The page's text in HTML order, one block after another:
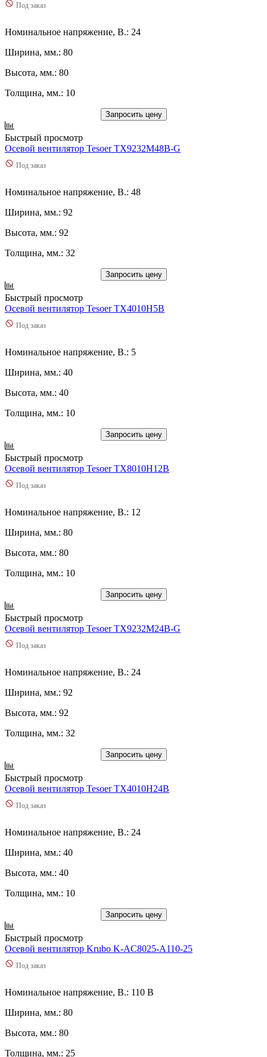
Под заказ
Номинальное напряжение, В.: 24
Ширина, мм.: 80
Высота, мм.: 80
Толщина, мм.: 10
Запросить цену
Быстрый просмотр
Осевой вентилятор Tesoer TX9232M48B-G
Под заказ
Номинальное напряжение, В.: 48
Ширина, мм.: 92
Высота, мм.: 92
Толщина, мм.: 32
Запросить цену
Быстрый просмотр
Осевой вентилятор Tesoer TX4010H5B
Под заказ
Номинальное напряжение, В.: 5
Ширина, мм.: 40
Высота, мм.: 40
Толщина, мм.: 10
Запросить цену
Быстрый просмотр
Осевой вентилятор Tesoer TX8010H12B
Под заказ
Номинальное напряжение, В.: 12
Ширина, мм.: 80
Высота, мм.: 80
Толщина, мм.: 10
Запросить цену
Быстрый просмотр
Осевой вентилятор Tesoer TX9232M24B-G
Под заказ
Номинальное напряжение, В.: 24
Ширина, мм.: 92
Высота, мм.: 92
Толщина, мм.: 32
Запросить цену
Быстрый просмотр
Осевой вентилятор Tesoer TX4010H24B
Под заказ
Номинальное напряжение, В.: 24
Ширина, мм.: 40
Высота, мм.: 40
Толщина, мм.: 10
Запросить цену
Быстрый просмотр
Осевой вентилятор Krubo K-AC8025-A110-25
Под заказ
Номинальное напряжение, В.: 110 В
Ширина, мм.: 80
Высота, мм.: 80
Толщина, мм.: 25